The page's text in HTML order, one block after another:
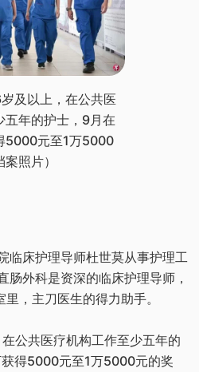
及以上，在公共医
五年的护士，9月在
5000元至1万5000
照片）
临床护理导师杜世莫从事护理工
外科是资深的临床护理导师，
，主刀医生的得力助手。
公共医疗机构工作至少五年的
得5000元至1万5000元的奖